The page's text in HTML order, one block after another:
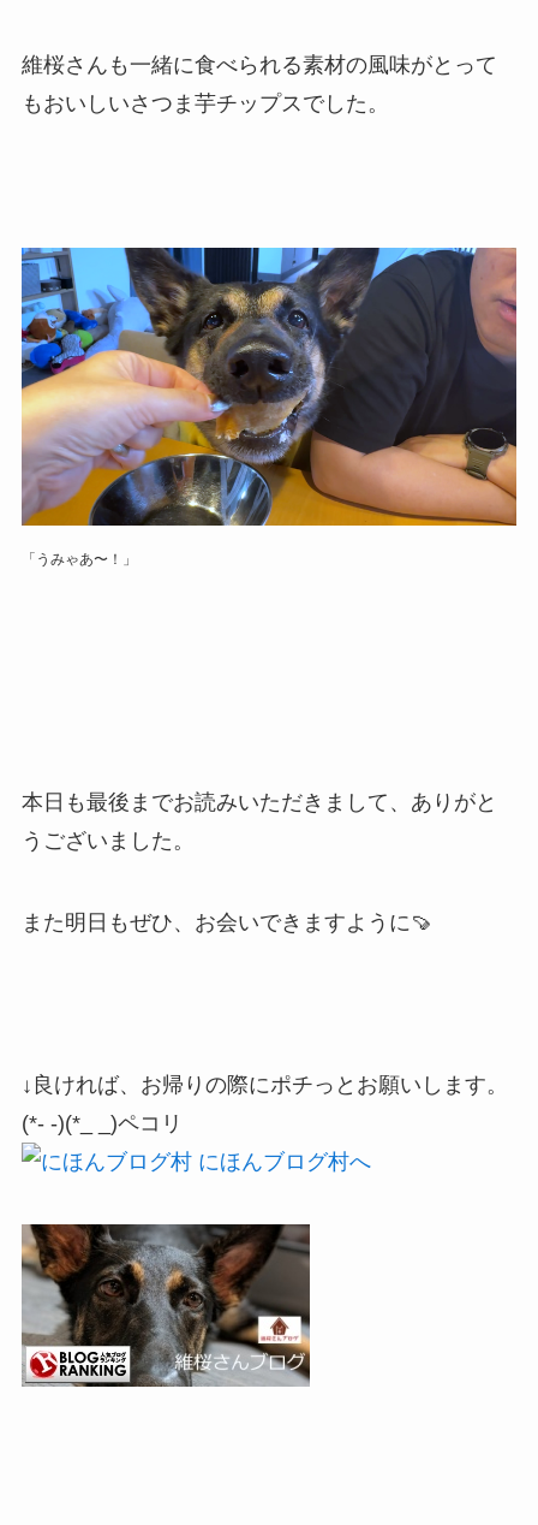
維桜さんも一緒に食べられる素材の風味がとって
もおいしいさつま芋チップスでした。
「うみゃあ〜！」
本日も最後までお読みいただきまして、ありがと
うございました。
また明日もぜひ、お会いできますように🍠
↓良ければ、お帰りの際にポチっとお願いします。
(*- -)(*_ _)ペコリ